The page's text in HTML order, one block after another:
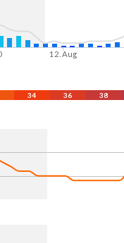
12. Aug
34 36 38